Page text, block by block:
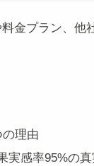
金プラン、他
理由
実感率95%の真